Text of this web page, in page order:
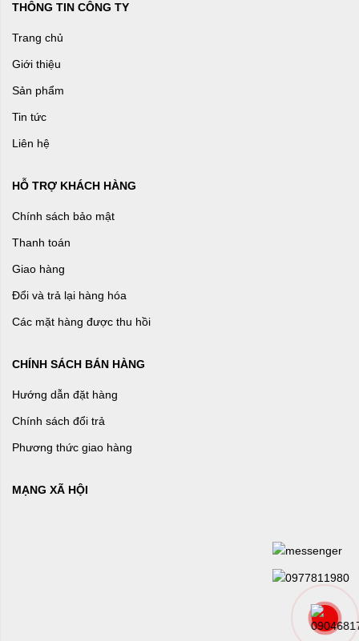
THÔNG TIN CÔNG TY
Trang chủ
Giới thiệu
Sản phẩm
Tin tức
Liên hệ
HỖ TRỢ KHÁCH HÀNG
Chính sách bảo mật
Thanh toán
Giao hàng
Đổi và trả lại hàng hóa
Các mặt hàng được thu hồi
CHÍNH SÁCH BÁN HÀNG
Hướng dẫn đặt hàng
Chính sách đổi trả
Phương thức giao hàng
MẠNG XÃ HỘI